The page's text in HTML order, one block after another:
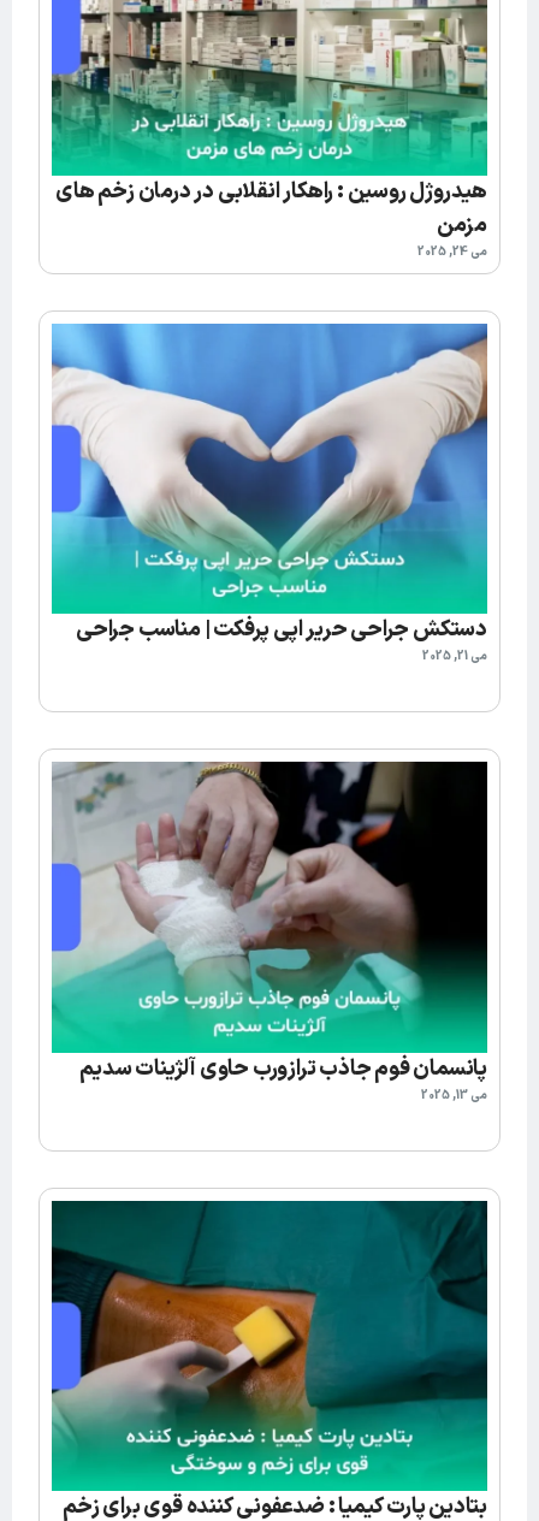
هیدروژل روسین : راهکار انقلابی در درمان زخم‌ های
مزمن
می 24, 2025
دستکش جراحی حریر اپی پرفکت | مناسب جراحی
می 21, 2025
پانسمان فوم جاذب ترازورب حاوی آلژینات سدیم
می 13, 2025
بتادین پارت کیمیا : ضدعفونی کننده قوی برای زخم